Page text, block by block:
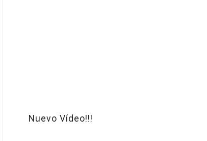
Nuevo Vídeo!!!